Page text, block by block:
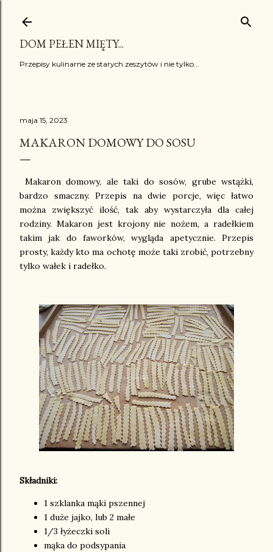
DOM PEŁEN MIĘTY...
Przepisy kulinarne ze starych zeszytów i nie tylko...
maja 15, 2023
MAKARON DOMOWY DO SOSU
Makaron domowy, ale taki do sosów, grube wstążki,
bardzo smaczny. Przepis na dwie porcje, więc łatwo
można zwiększyć ilość, tak aby wystarczyła dla całej
rodziny. Makaron jest krojony nie nożem, a radełkiem
takim jak do faworków, wygląda apetycznie. Przepis
prosty, każdy kto ma ochotę może taki zrobić, potrzebny
tylko wałek i radełko.
Składniki:
1 szklanka mąki pszennej
1 duże jajko, lub 2 małe
1/3 łyżeczki soli
mąka do podsypania